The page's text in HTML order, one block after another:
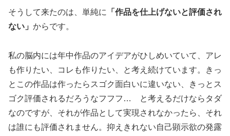
そうして来たのは、単純に
「作品を仕上げないと評価され
ない」 からです。
私の脳内には年中作品のアイデアがひしめいていて、アレ
も作りたい、コレも作りたい、と考え続けています。きっ
とこの作品は作ったらスゴク面白いに違いない、きっとス
ゴク評価されるだろうなフフフ… と考えるだけならタダ
なのですが、それが作品として実現されなかったら、それ
は誰にも評価されません。抑えきれない自己顕示欲の発露